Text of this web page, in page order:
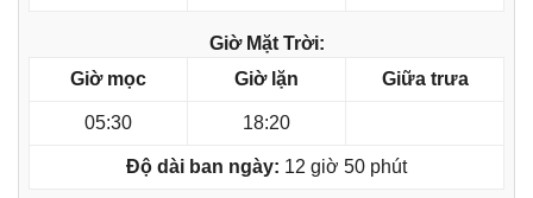
Giờ Mặt Trời:
Giờ mọc
Giờ lặn Giữa trưa
05:30 18:20
Độ dài ban ngày: 12 giờ 50 phút